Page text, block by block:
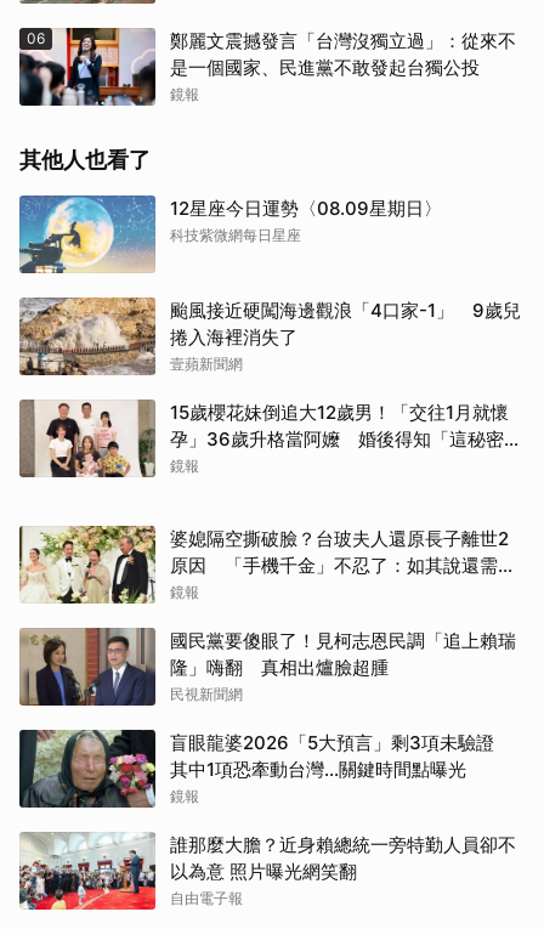
06
鄭麗文震撼發言「台灣沒獨立過」：從來不
是一個國家、民進黨不敢發起台獨公投
鏡報
其他人也看了
12星座今日運勢〈08.09星期日〉
科技紫微網每日星座
颱風接近硬闖海邊觀浪「4口家-1」 9歲兒
捲入海裡消失了
壹蘋新聞網
15歲櫻花妹倒追大12歲男！「交往1月就懷
孕」36歲升格當阿嬤 婚後得知「這秘密」
傻眼了
鏡報
婆媳隔空撕破臉？台玻夫人還原長子離世2
原因 「手機千金」不忍了：如其說還需要
離開嗎？
鏡報
國民黨要傻眼了！見柯志恩民調「追上賴瑞
隆」嗨翻 真相出爐臉超腫
民視新聞網
盲眼龍婆2026「5大預言」剩3項未驗證
其中1項恐牽動台灣...關鍵時間點曝光
鏡報
誰那麼大膽？近身賴總統一旁特勤人員卻不
以為意 照片曝光網笑翻
自由電子報